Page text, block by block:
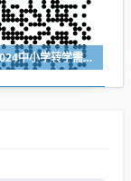
武汉青山区2024中小学转学需要什么材料